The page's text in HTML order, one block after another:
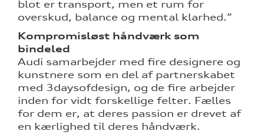
blot er transport, men et rum for
overskud, balance og mental klarhed.”
Kompromisløst håndværk som
bindeled
Audi samarbejder med fire designere og
kunstnere som en del af partnerskabet
med 3daysofdesign, og de fire arbejder
inden for vidt forskellige felter. Fælles
for dem er, at deres passion er drevet af
en kærlighed til deres håndværk.